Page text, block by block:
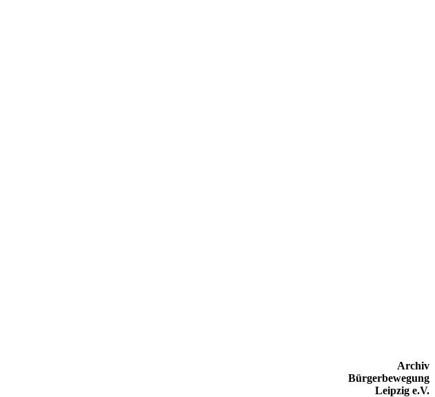
Archiv
Bürgerbewegung
Leipzig e.V.